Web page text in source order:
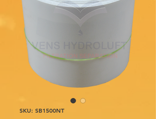
SKU: SB1500NT